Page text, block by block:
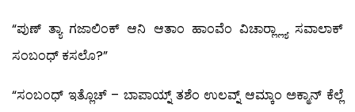
“ಪುಣ್ ತ್ಯಾ ಗಜಾಲಿಂಕ್ ಆನಿ ಆತಾಂ ಹಾಂವೆಂ ವಿಚಾರ್‍ಲ್ಲ್ಯಾ ಸವಾಲಾಕ್
ಸಂಬಂಧ್ ಕಸಲೊ?”
“ಸಂಬಂಧ್ ಇತ್ಲೊಚ್ – ಬಾಪಾಯ್ನ್ ತಶೆಂ ಉಲವ್ನ್ ಆಮ್ಕಾಂ ಅಕ್ಮಾನ್ ಕೆಲ್ಲೆ